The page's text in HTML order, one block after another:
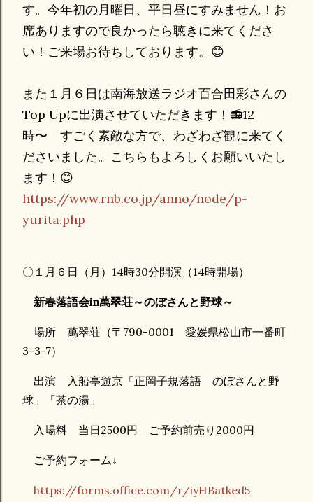
す。今年初の月曜日、平日昼にすみません！お
席ありますので良かったら聴きに来てくださ
い！ご来場お待ちしております。😊
また１月６日は南海放送ラジオ百合田彩さんの
Top Upに出演させていただきます！📻12
時〜 すごく素敵な方で、わざわざ観に来てく
ださいました。こちらもよろしくお願いいたし
ます！😊
https://www.rnb.co.jp/anno/node/p-
yurita.php
〇 １月６日（月）14時30分開演（14時開場）
新春落語会in萬翠荘～のぼさんと野球～
場所 萬翠荘（〒790-0001 愛媛県松山市一番町
3-3-7）
出演 入船亭遊京「正岡子規落語 のぼさんと野
球」「茶の湯」
入場料 当日2500円 ご予約前売り2000円
ご予約フォーム↓
https://forms.office.com/r/iyHBatked5